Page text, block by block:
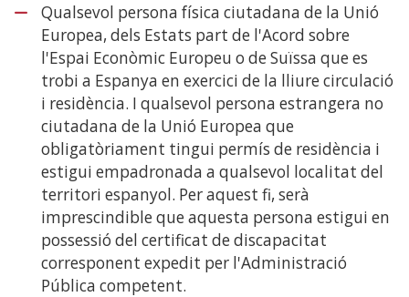
Qualsevol persona física ciutadana de la Unió
Europea, dels Estats part de l'Acord sobre
l'Espai Econòmic Europeu o de Suïssa que es
trobi a Espanya en exercici de la lliure circulació
i residència. I qualsevol persona estrangera no
ciutadana de la Unió Europea que
obligatòriament tingui permís de residència i
estigui empadronada a qualsevol localitat del
territori espanyol. Per aquest fi, serà
imprescindible que aquesta persona estigui en
possessió del certificat de discapacitat
corresponent expedit per l'Administració
Pública competent.